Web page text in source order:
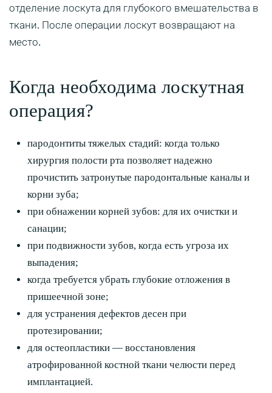
отделение лоскута для глубокого вмешательства в
ткани. После операции лоскут возвращают на
место.
Когда необходима лоскутная
операция?
пародонтиты тяжелых стадий: когда только
хирургия полости рта позволяет надежно
прочистить затронутые пародонтальные каналы и
корни зуба;
при обнажении корней зубов: для их очистки и
санации;
при подвижности зубов, когда есть угроза их
выпадения;
когда требуется убрать глубокие отложения в
пришеечной зоне;
для устранения дефектов десен при
протезировании;
для остеопластики — восстановления
атрофированной костной ткани челюсти перед
имплантацией.